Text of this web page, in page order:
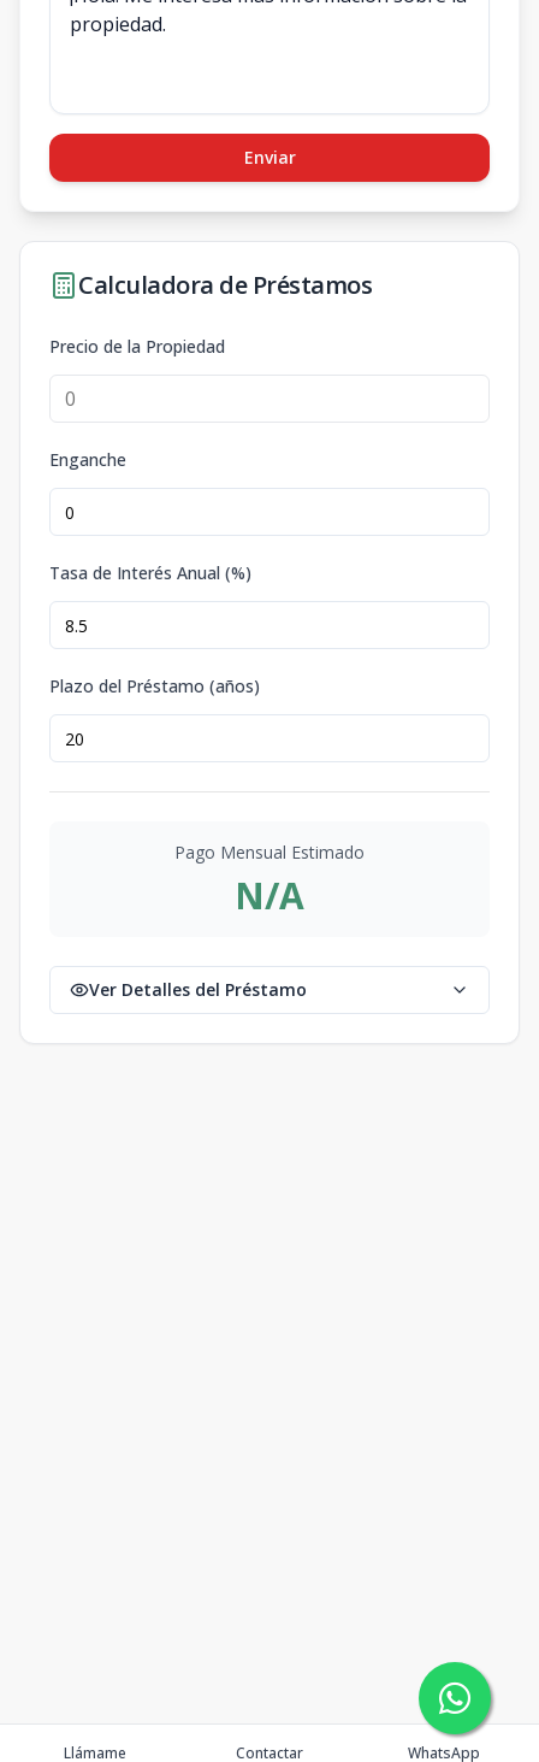
Enviar
Calculadora de Préstamos
Precio de la Propiedad
Enganche
Tasa de Interés Anual (%)
Plazo del Préstamo (años)
Pago Mensual Estimado
N/A
Ver Detalles del Préstamo
Llámame Contactar WhatsApp